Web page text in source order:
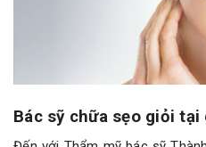
Bác sỹ chữa sẹo giỏi tại